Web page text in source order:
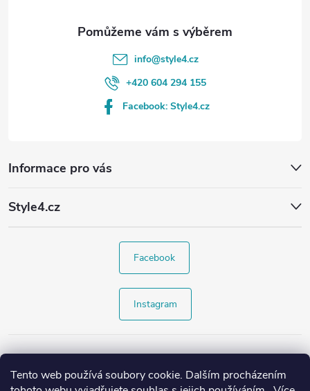
Tento web používá soubory cookie. Dalším procházením
Informace pro vás
Style4.cz
info@style4.cz
+420 604 294 155
Facebook: Style4.cz
Facebook
Instagram